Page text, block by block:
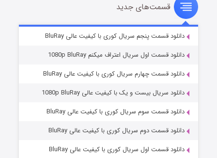
سریال زشت
قسمت۵ (زیرنویس) منتشر شد
وستی ها
قسمت۱ (زیرنویس) منتشر شد
قسمت‌های جدید
دانلود قسمت پنجم سریال کوری با کیفیت عالی BluRay
دانلود قسمت اول سریال اعتراف میکنم 1080p BluRay
دانلود قسمت چهارم سریال کوری با کیفیت عالی BluRay
دانلود سریال بیست و یک با کیفیت عالی 1080p BluRay
دانلود قسمت سوم سریال کوری با کیفیت عالی BluRay
دانلود قسمت دوم سریال کوری با کیفیت عالی BluRay
دانلود قسمت اول سریال کوری با کیفیت عالی BluRay